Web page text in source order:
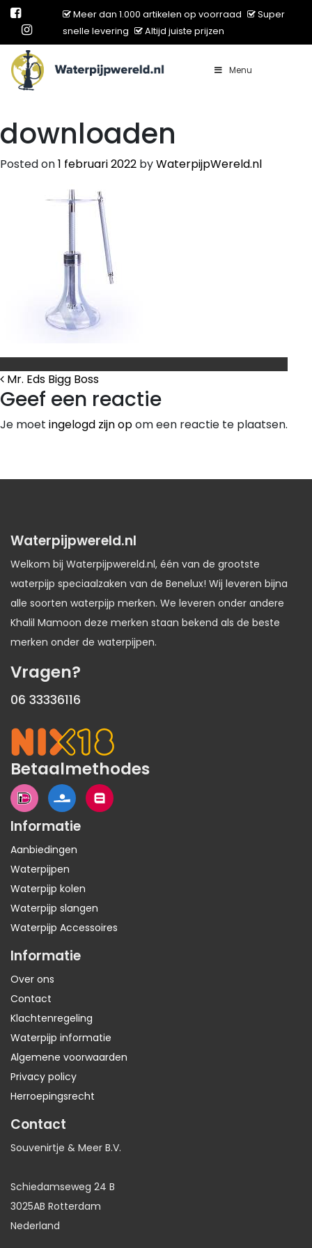
Meer dan 1.000 artikelen op voorraad
Super
snelle levering
Altijd juiste prijzen
Main Navigation Menu
downloaden
Posted on1 februari 2022 byWaterpijpWereld.nl
Bericht Navigatie
Mr. Eds Bigg Boss
Geef een reactie
Je moet ingelogd zijn opom een reactie te plaatsen.
Waterpijpwereld.nl
Welkom bij Waterpijpwereld.nl, één van de grootste
waterpijp speciaalzaken van de Benelux! Wij leveren bijna
alle soorten waterpijp merken. We leveren onder andere
Khalil Mamoon deze merken staan bekend als de beste
merken onder de waterpijpen.
Vragen?
06 33336116
Betaalmethodes
Informatie
Aanbiedingen
Waterpijpen
Waterpijp kolen
Waterpijp slangen
Waterpijp Accessoires
Informatie
Over ons
Contact
Klachtenregeling
Waterpijp informatie
Algemene voorwaarden
Privacy policy
Herroepingsrecht
Contact
Souvenirtje & Meer B.V.
Schiedamseweg 24 B
3025AB Rotterdam
Nederland